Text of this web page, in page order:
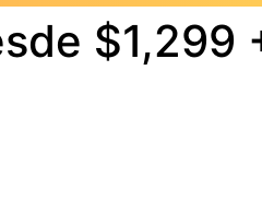
$1,299